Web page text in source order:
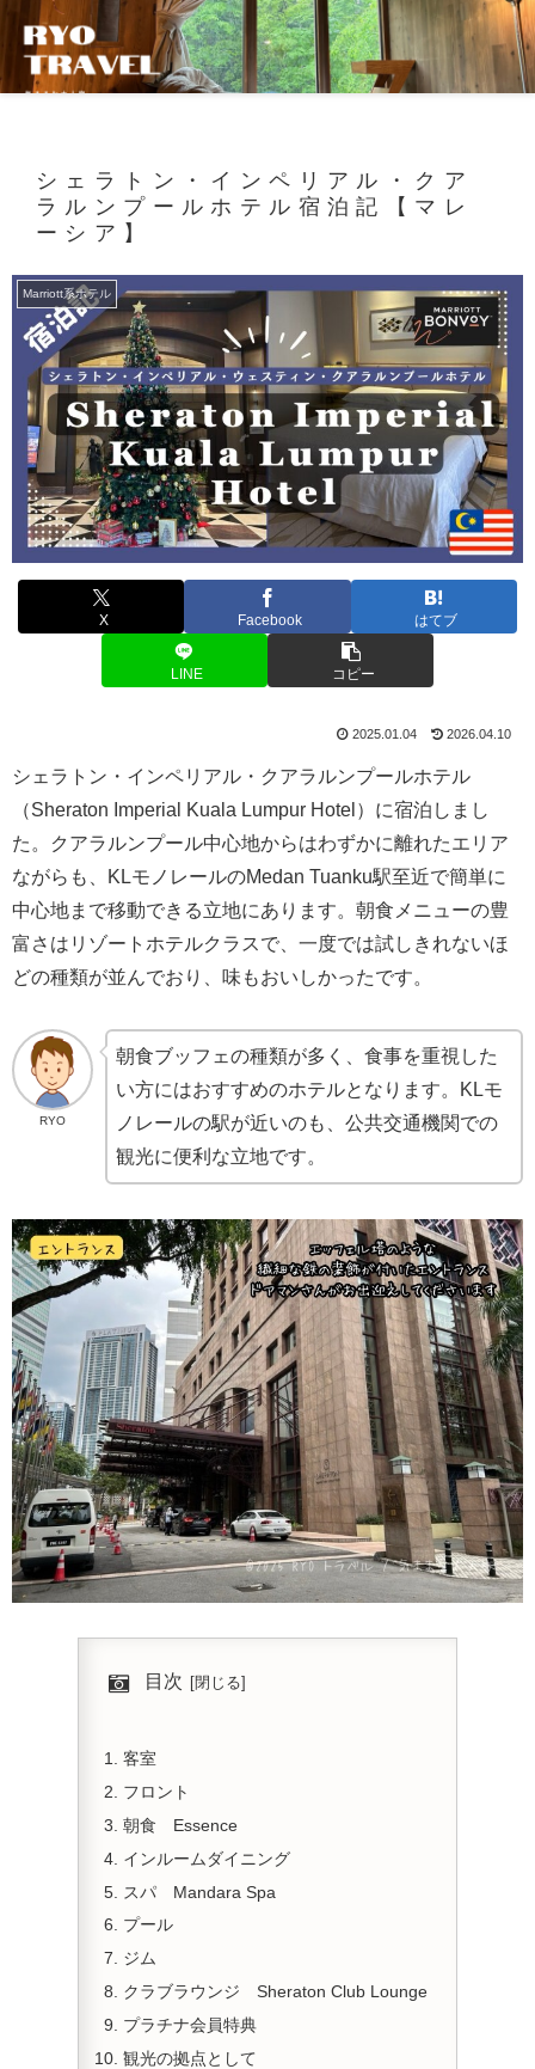
シェラトン・インペリアル・クア
ラルンプールホテル宿泊記【マレ
ーシア】
Marriott系ホテル
X Facebook はてブ
LINE コピー
2025.01.04 2026.04.10
シェラトン・インペリアル・クアラルンプールホテル
（Sheraton Imperial Kuala Lumpur Hotel）に宿泊しまし
た。クアラルンプール中心地からはわずかに離れたエリア
ながらも、KLモノレールのMedan Tuanku駅至近で簡単に
中心地まで移動できる立地にあります。朝食メニューの豊
富さはリゾートホテルクラスで、一度では試しきれないほ
どの種類が並んでおり、味もおいしかったです。
RYO
朝食ブッフェの種類が多く、食事を重視した
い方にはおすすめのホテルとなります。KLモ
ノレールの駅が近いのも、公共交通機関での
観光に便利な立地です。
目次
客室
フロント
朝食 Essence
インルームダイニング
スパ Mandara Spa
プール
ジム
クラブラウンジ Sheraton Club Lounge
プラチナ会員特典
観光の拠点として